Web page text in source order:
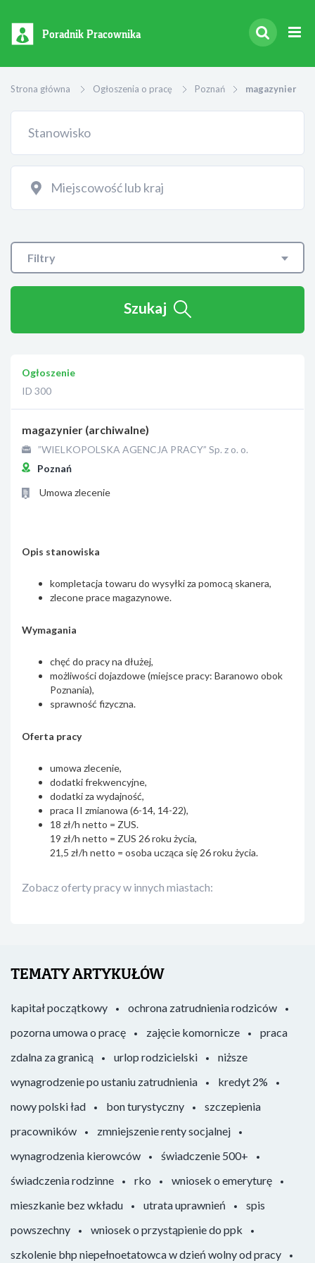
Poradnik Pracownika
Strona główna Ogłoszenia o pracę Poznań magazynier
Filtry
Szukaj
Ogłoszenie
ID 300
magazynier (archiwalne)
”WIELKOPOLSKA AGENCJA PRACY” Sp. z o. o.
Poznań
Umowa zlecenie
Opis stanowiska
kompletacja towaru do wysyłki za pomocą skanera,
zlecone prace magazynowe.
Wymagania
chęć do pracy na dłużej,
możliwości dojazdowe (miejsce pracy: Baranowo obok
Poznania),
sprawność fizyczna.
Oferta pracy
umowa zlecenie,
dodatki frekwencyjne,
dodatki za wydajność,
praca II zmianowa (6-14, 14-22),
18 zł/h netto = ZUS.
19 zł/h netto = ZUS 26 roku życia,
21,5 zł/h netto = osoba ucząca się 26 roku życia.
Zobacz oferty pracy w innych miastach:
TEMATY ARTYKUŁÓW
kapitał początkowy
ochrona zatrudnienia rodziców
pozorna umowa o pracę
zajęcie komornicze
praca
zdalna za granicą
urlop rodzicielski
niższe
wynagrodzenie po ustaniu zatrudnienia
kredyt 2%
nowy polski ład
bon turystyczny
szczepienia
pracowników
zmniejszenie renty socjalnej
wynagrodzenia kierowców
świadczenie 500+
świadczenia rodzinne
rko
wniosek o emeryturę
mieszkanie bez wkładu
utrata uprawnień
spis
powszechny
wniosek o przystąpienie do ppk
szkolenie bhp niepełnoetatowca w dzień wolny od pracy